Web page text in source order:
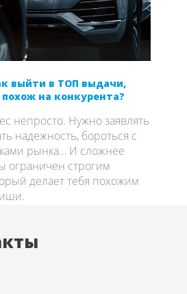
выйти в ТОП выдачи,
на конкурента?
непросто. Нужно заявлять
надежность, бороться с
рынка… И сложнее
ограничен строгим
делает тебя похожим